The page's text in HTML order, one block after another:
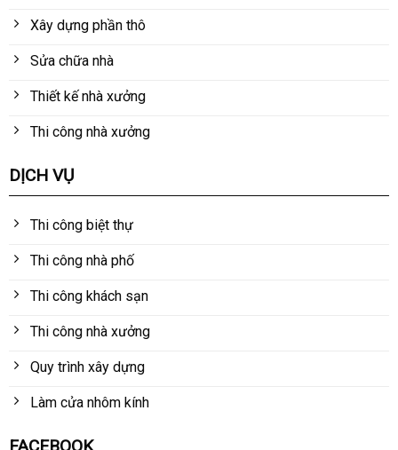
Xây dựng phần thô
Sửa chữa nhà
Thiết kế nhà xưởng
Thi công nhà xưởng
DỊCH VỤ
Thi công biệt thự
Thi công nhà phố
Thi công khách sạn
Thi công nhà xưởng
Quy trình xây dựng
Làm cửa nhôm kính
FACEBOOK